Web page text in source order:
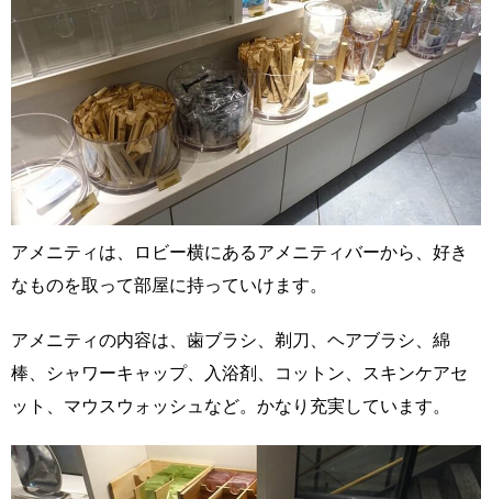
アメニティは、ロビー横にあるアメニティバーから、好き
なものを取って部屋に持っていけます。
アメニティの内容は、歯ブラシ、剃刀、ヘアブラシ、綿
棒、シャワーキャップ、入浴剤、コットン、スキンケアセ
ット、マウスウォッシュなど。かなり充実しています。